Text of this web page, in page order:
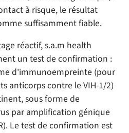
à risque, le résultat
suffisamment fiable.
réactif, s.a.m health
un test de confirmation :
d'immunoempreinte (pour
anticorps contre le VIH-1/2)
sous forme de
par amplification génique
Le test de confirmation est